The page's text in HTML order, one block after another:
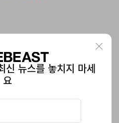
신 뉴스를 놓치지 마세
요